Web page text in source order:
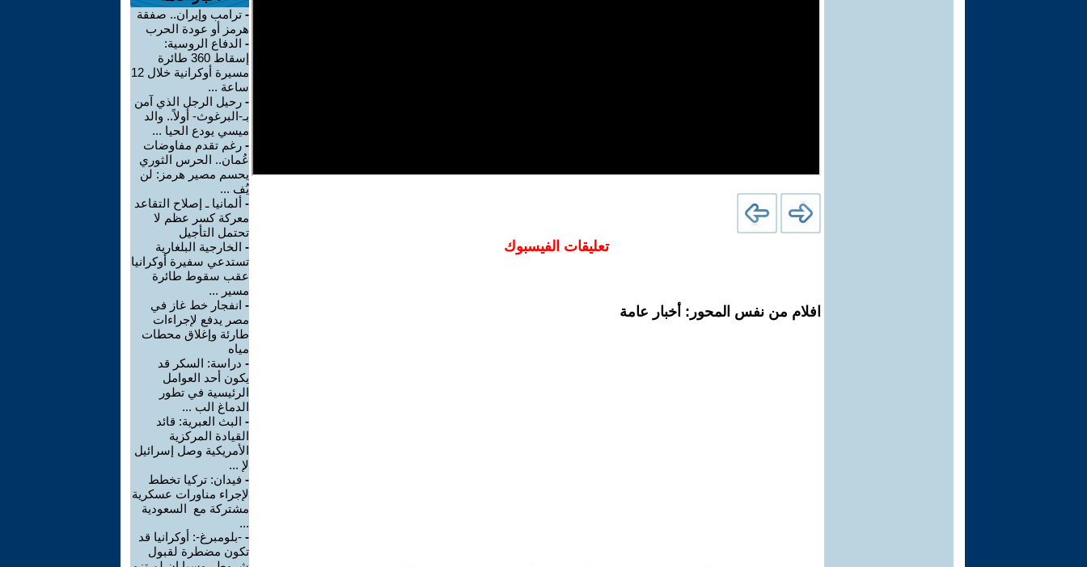
تعليقات الفيسبوك
افلام من نفس المحور: أخبار عامة
- ترامب وإيران.. صفقة
هرمز أو عودة الحرب
- الدفاع الروسية:
إسقاط 360 طائرة
مسيرة أوكرانية خلال 12
ساعة ...
- رحيل الرجل الذي آمن
بـ-البرغوث- أولاً.. والد
ميسي يودع الحيا ...
- رغم تقدم مفاوضات
عُمان.. الحرس الثوري
يحسم مصير هرمز: لن
يُف ...
- ألمانيا ـ إصلاح التقاعد
معركة كسر عظم لا
تحتمل التأجيل
- الخارجية البلغارية
تستدعي سفيرة أوكرانيا
عقب سقوط طائرة
مسير ...
- انفجار خط غاز في
مصر يدفع لإجراءات
طارئة وإغلاق محطات
مياه
- دراسة: السكر قد
يكون أحد العوامل
الرئيسية في تطور
الدماغ الب ...
- البث العبرية: قائد
القيادة المركزية
الأمريكية وصل إسرائيل
لإ ...
- فيدان: تركيا تخطط
لإجراء مناورات عسكرية
مشتركة مع السعودية
...
- -بلومبرغ-: أوكرانيا قد
تكون مضطرة لقبول